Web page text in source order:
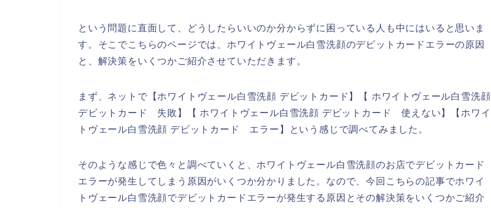
という問題に直面して、どうしたらいいのか分からずに困っている人も中にはいると思いま
す。そこでこちらのページでは、ホワイトヴェール白雪洗顔のデビットカードエラーの原因
と、解決策をいくつかご紹介させていただきます。
まず、ネットで【ホワイトヴェール白雪洗顔 デビットカード】【 ホワイトヴェール白雪洗顔
デビットカード 失敗】【 ホワイトヴェール白雪洗顔 デビットカード 使えない】【ホワイ
トヴェール白雪洗顔 デビットカード エラー】という感じで調べてみました。
そのような感じで色々と調べていくと、ホワイトヴェール白雪洗顔のお店でデビットカード
エラーが発生してしまう原因がいくつか分かりました。なので、今回こちらの記事でホワイ
トヴェール白雪洗顔でデビットカードエラーが発生する原因とその解決策をいくつかご紹介